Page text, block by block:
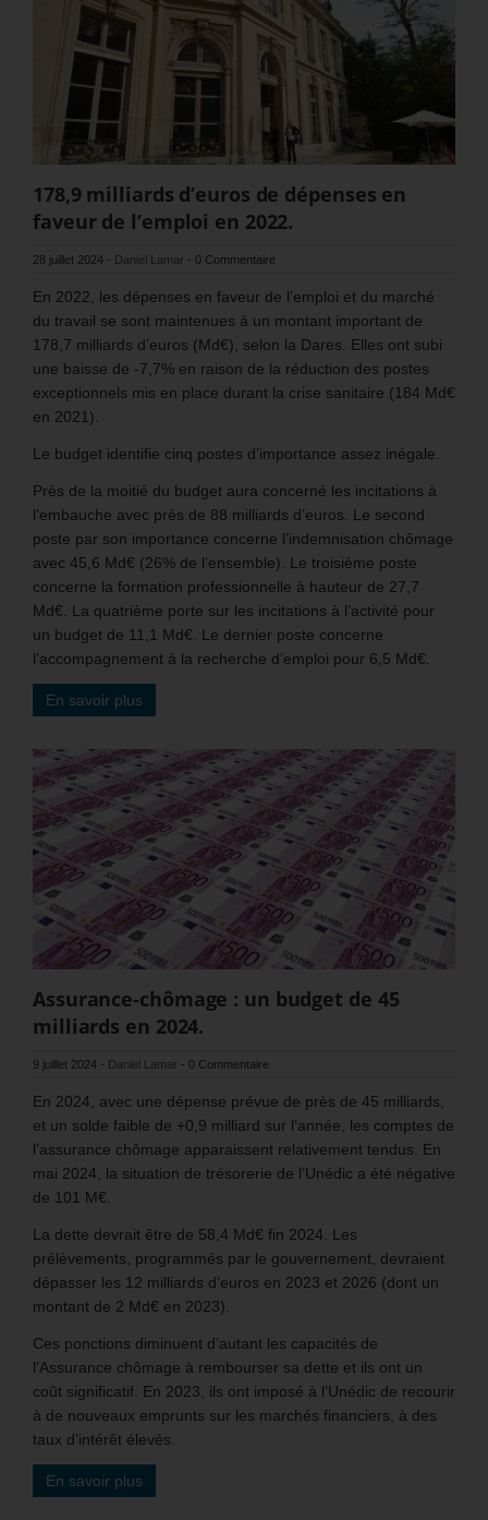
178,9 milliards d’euros de dépenses en
faveur de l’emploi en 2022.
28 juillet 2024 - Daniel Lamar - 0 Commentaire
En 2022, les dépenses en faveur de l’emploi et du marché
du travail se sont maintenues à un montant important de
178,7 milliards d’euros (Md€), selon la Dares. Elles ont subi
une baisse de -7,7% en raison de la réduction des postes
exceptionnels mis en place durant la crise sanitaire (184 Md€
en 2021).
Le budget identifie cinq postes d’importance assez inégale.
Près de la moitié du budget aura concerné les incitations à
l’embauche avec près de 88 milliards d’euros. Le second
poste par son importance concerne l’indemnisation chômage
avec 45,6 Md€ (26% de l’ensemble). Le troisième poste
concerne la formation professionnelle à hauteur de 27,7
Md€. La quatrième porte sur les incitations à l’activité pour
un budget de 11,1 Md€. Le dernier poste concerne
l’accompagnement à la recherche d’emploi pour 6,5 Md€.
En savoir plus
Assurance-chômage : un budget de 45
milliards en 2024.
9 juillet 2024 - Daniel Lamar - 0 Commentaire
En 2024, avec une dépense prévue de près de 45 milliards,
et un solde faible de +0,9 milliard sur l’année, les comptes de
l’assurance chômage apparaissent relativement tendus. En
mai 2024, la situation de trésorerie de l’Unédic a été négative
de 101 M€.
La dette devrait être de 58,4 Md€ fin 2024. Les
prélèvements, programmés par le gouvernement, devraient
dépasser les 12 milliards d’euros en 2023 et 2026 (dont un
montant de 2 Md€ en 2023).
Ces ponctions diminuent d’autant les capacités de
l’Assurance chômage à rembourser sa dette et ils ont un
coût significatif. En 2023, ils ont imposé à l’Unédic de recourir
à de nouveaux emprunts sur les marchés financiers, à des
taux d’intérêt élevés.
En savoir plus